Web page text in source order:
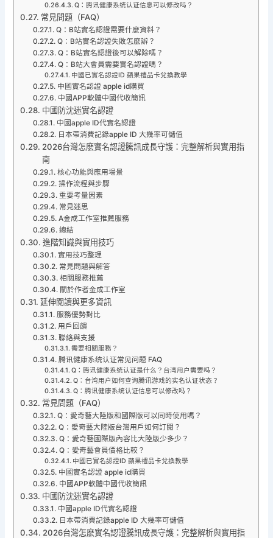
Q：腾讯健康系统认证信息可以修改吗？
常見問題（FAQ）
Q：B站實名認證需要什麼資料？
Q：B站實名認證失敗怎麼辦？
Q：B站實名認證後可以解除嗎？
Q：B站大會員需要實名認證嗎？
中國已實名認證ID 蘋果禮品卡兌換教學
中國實名認證 apple id購買
中國APP軟體中國代收簡訊
中國防沈迷實名認證
中國apple ID代實名認證
日本帶消費記錄apple ID 大幾率可儲值
2026台灣怎麽實名認證騰訊成長守護：完整解析與實用指
南
核心功能與應用場景
操作流程與步驟
重要考量因素
常見迷思
A金成工作室推薦服務
總結
進階知識與實用技巧
實用技巧整理
常見問題與解答
相關服務推薦
關於作者金成工作室
延伸閱讀與更多資訊
服務優勢對比
用戶回饋
聯絡與支援
需要相關服務？
腾讯健康系统认证常见问题 FAQ
Q：腾讯健康系统认证是什么？台湾用户需要吗？
Q：台湾用户如何查询腾讯游戏的实名认证状态？
Q：腾讯健康系统认证信息可以修改吗？
常見問題（FAQ）
Q：愛奇藝大陸版和國際版可以同時使用嗎？
Q：愛奇藝大陸版台灣用戶如何訂閱？
Q：愛奇藝國際版內容比大陸版少多少？
Q：愛奇藝會員價格比較？
中國已實名認證ID 蘋果禮品卡兌換教學
中國實名認證 apple id購買
中國APP軟體中國代收簡訊
中國防沈迷實名認證
中國apple ID代實名認證
日本帶消費記錄apple ID 大幾率可儲值
2026台灣怎麽實名認證騰訊成長守護：完整解析與實用指